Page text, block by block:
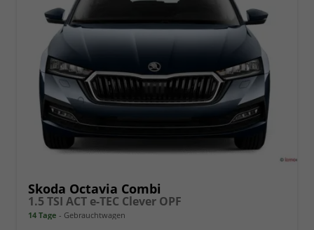
Skoda Octavia Combi
1.5 TSI ACT e-TEC Clever OPF
14 Tage Gebrauchtwagen